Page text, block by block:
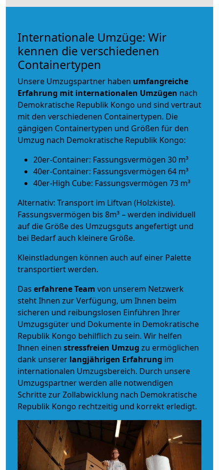
Internationale Umzüge: Wir
kennen die verschiedenen
Containertypen
Unsere Umzugspartner haben umfangreiche
Erfahrung mit internationalen Umzügen nach
Demokratische Republik Kongo und sind vertraut
mit den verschiedenen Containertypen. Die
gängigen Containertypen und Größen für den
Umzug nach Demokratische Republik Kongo:
20er-Container: Fassungsvermögen 30 m³
40er-Container: Fassungsvermögen 64 m³
40er-High Cube: Fassungsvermögen 73 m³
Alternativ: Transport im Liftvan (Holzkiste).
Fassungsvermögen bis 8m³ – werden individuell
auf die Größe des Umzugsguts angefertigt und
bei Bedarf auch kleinere Größe.
Kleinstladungen können auch auf einer Palette
transportiert werden.
Das erfahrene Team von unserem Netzwerk
steht Ihnen zur Verfügung, um Ihnen beim
sicheren und reibungslosen Einführen Ihrer
Umzugsgüter und Dokumente in Demokratische
Republik Kongo behilflich zu sein. Wir helfen
Ihnen einen stressfreien Umzug zu ermöglichen
dank unserer langjährigen Erfahrung im
internationalen Umzugsbereich. Durch unsere
Umzugspartner werden alle notwendigen
Schritte zur Zollabwicklung nach Demokratische
Republik Kongo rechtzeitig und korrekt erledigt.